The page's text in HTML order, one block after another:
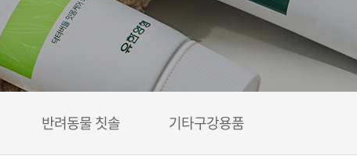
반려동물 칫솔 기타구강용품